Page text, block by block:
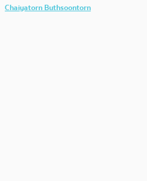
Chaiyatorn Buthsoontorn